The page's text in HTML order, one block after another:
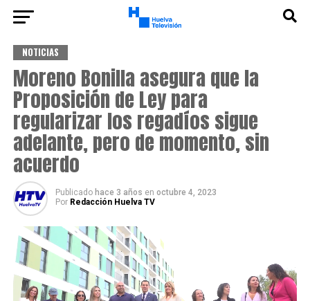
NOTICIAS
Moreno Bonilla asegura que la
Proposición de Ley para
regularizar los regadíos sigue
adelante, pero de momento, sin
acuerdo
Publicado hace 3 años en octubre 4, 2023
Por Redacción Huelva TV